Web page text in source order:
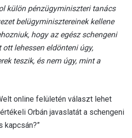
külön pénzügyminiszteri tanács
belügyminisztereinek kellene
hogy az egész schengeni
lehessen eldönteni úgy,
teszik, és nem úgy, mint a
online felületén választ lehet
Orbán javaslatát a schengeni
kapcsán?”